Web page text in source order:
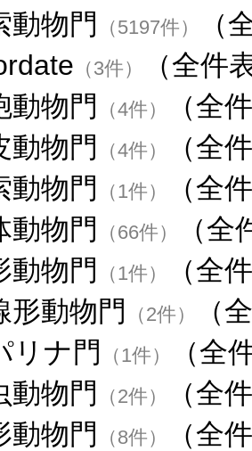
動物門
（5197件）
（
（3件）
（全件
動物門
（4件）
（全
動物門
（4件）
（全
動物門
（1件）
（全
動物門
（66件）
（
動物門
（1件）
（全
形動物門
（2件）
（
リナ門
（1件）
（全
動物門
（2件）
（全
動物門
（8件）
（全